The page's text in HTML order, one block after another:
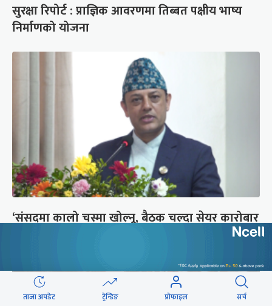
सुरक्षा रिपोर्ट : प्राज्ञिक आवरणमा तिब्बत पक्षीय भाष्य
निर्माणको योजना
‘संसद्‍मा कालो चस्मा खोल्नू, बैठक चल्दा सेयर कारोबार
ताजा अपडेट ट्रेन्डिङ प्रोफाइल सर्च